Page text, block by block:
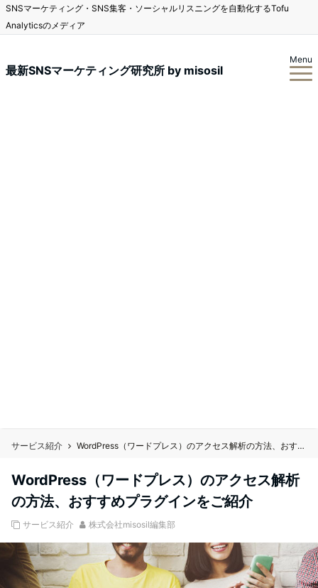
SNSマーケティング・SNS集客・ソーシャルリスニングを自動化するTofu
Analyticsのメディア
最新SNSマーケティング研究所 by misosil
Menu
サービス紹介 WordPress（ワードプレス）のアクセス解析の方法、おすすめプラグインをご紹介
WordPress（ワードプレス）のアクセス解析
の方法、おすすめプラグインをご紹介
サービス紹介 株式会社misosil編集部